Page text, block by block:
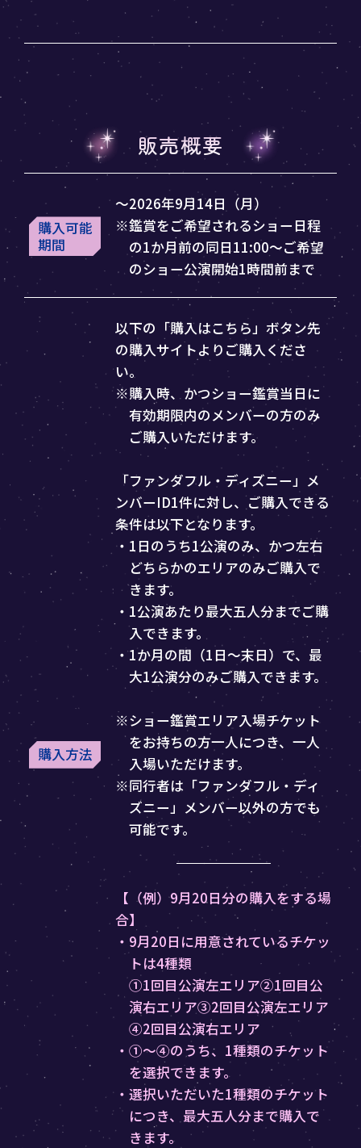
販売概要
購入可能
期間
～2026年9月14日（月）
※鑑賞をご希望されるショー日程
の1か月前の同日11:00～ご希望
のショー公演開始1時間前まで
購入方法
以下の「購入はこちら」ボタン先
の購入サイトよりご購入くださ
い。
※購入時、かつショー鑑賞当日に
有効期限内のメンバーの方のみ
ご購入いただけます。
「ファンダフル・ディズニー」メ
ンバーID1件に対し、ご購入できる
条件は以下となります。
・1日のうち1公演のみ、かつ左右
どちらかのエリアのみご購入で
きます。
・1公演あたり最大五人分までご購
入できます。
・1か月の間（1日～末日）で、最
大1公演分のみご購入できます。
※ショー鑑賞エリア入場チケット
をお持ちの方一人につき、一人
入場いただけます。
※同行者は「ファンダフル・ディ
ズニー」メンバー以外の方でも
可能です。
【（例）9月20日分の購入をする場
合】
・9月20日に用意されているチケッ
トは4種類
①1回目公演左エリア②1回目公
演右エリア③2回目公演左エリア
④2回目公演右エリア
・①～④のうち、1種類のチケット
を選択できます。
・選択いただいた1種類のチケット
につき、最大五人分まで購入で
きます。